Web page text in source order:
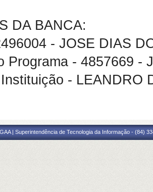
DA BANCA:
- JOSE DIAS
Programa - 4857669 -
- LEANDRO
| Superintendência de Tecnologia da Informação - (84)